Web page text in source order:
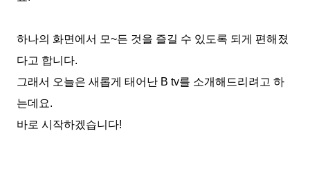
하나의 화면에서 모~든 것을 즐길 수 있도록 되게 편해졌
다고 합니다.
그래서 오늘은 새롭게 태어난 B tv를 소개해드리려고 하
는데요.
바로 시작하겠습니다!